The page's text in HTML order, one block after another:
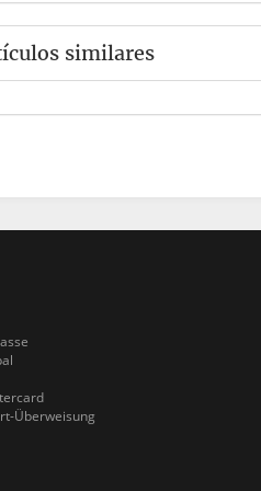
similares
Überweisung